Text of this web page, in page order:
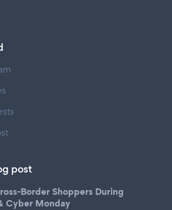
post
Border Shoppers During
Cyber Monday